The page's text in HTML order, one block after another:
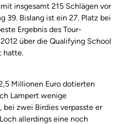
insgesamt 215 Schlägen vor
39. Bislang ist ein 27. Platz bei
Ergebnis des Tour-
über die Qualifying School
hatte.
Millionen Euro dotierten
Lampert wenige
zwei Birdies verpasste er
allerdings eine noch